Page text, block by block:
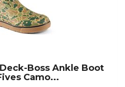
Boss Ankle Boot
Camo...